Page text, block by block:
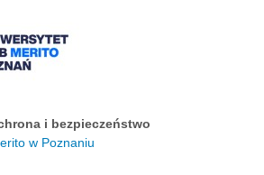
i bezpieczeństwo
w Poznaniu